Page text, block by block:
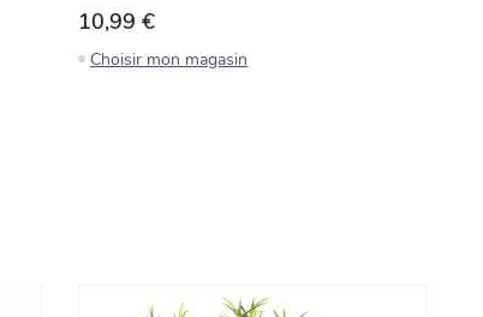
10,99 €
Choisir mon magasin